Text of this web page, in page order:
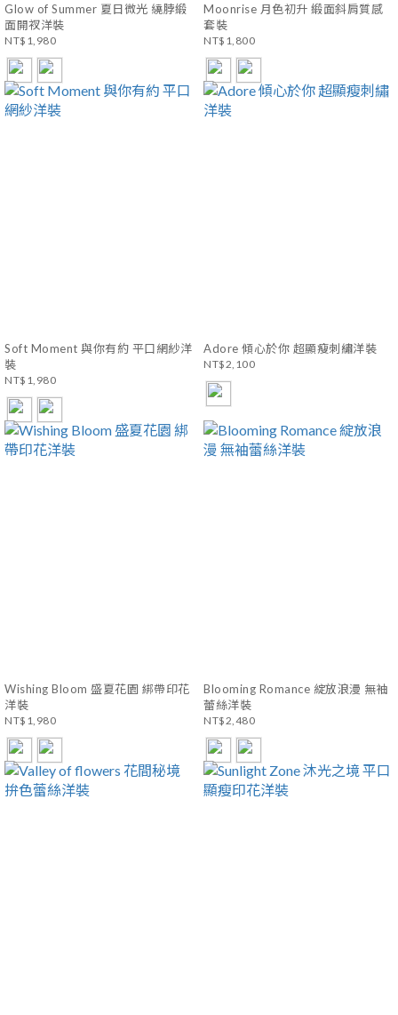
Glow of Summer 夏日微光 繞脖緞
面開衩洋裝
NT$1,980
Moonrise 月色初升 緞面斜肩質感
套裝
NT$1,800
Soft Moment 與你有約 平口網紗洋
裝
NT$1,980
Adore 傾心於你 超顯瘦刺繡洋裝
NT$2,100
Wishing Bloom 盛夏花園 綁帶印花
洋裝
NT$1,980
Blooming Romance 綻放浪漫 無袖
蕾絲洋裝
NT$2,480